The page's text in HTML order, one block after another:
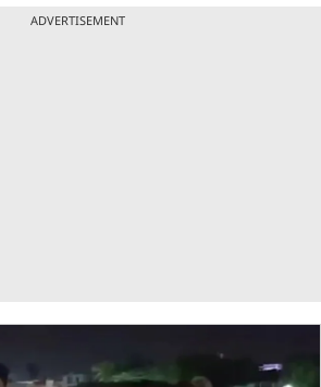
ADVERTISEMENT